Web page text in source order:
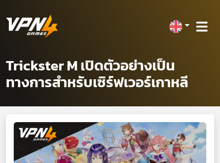
Trickster M เปิดตัวอย่างเป็น
ทางการสำหรับเซิร์ฟเวอร์เกาหลี